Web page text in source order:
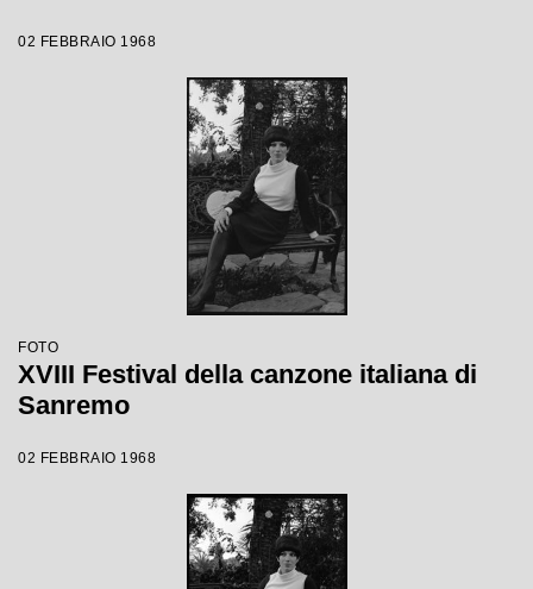
02 FEBBRAIO 1968
FOTO
XVIII Festival della canzone italiana di
Sanremo
02 FEBBRAIO 1968